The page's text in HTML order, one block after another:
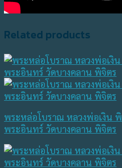
Related products
พระหล่อโบราณ หลวงพ่อเงิน
พระอินทร์ วัดบางคลาน พิจิตร